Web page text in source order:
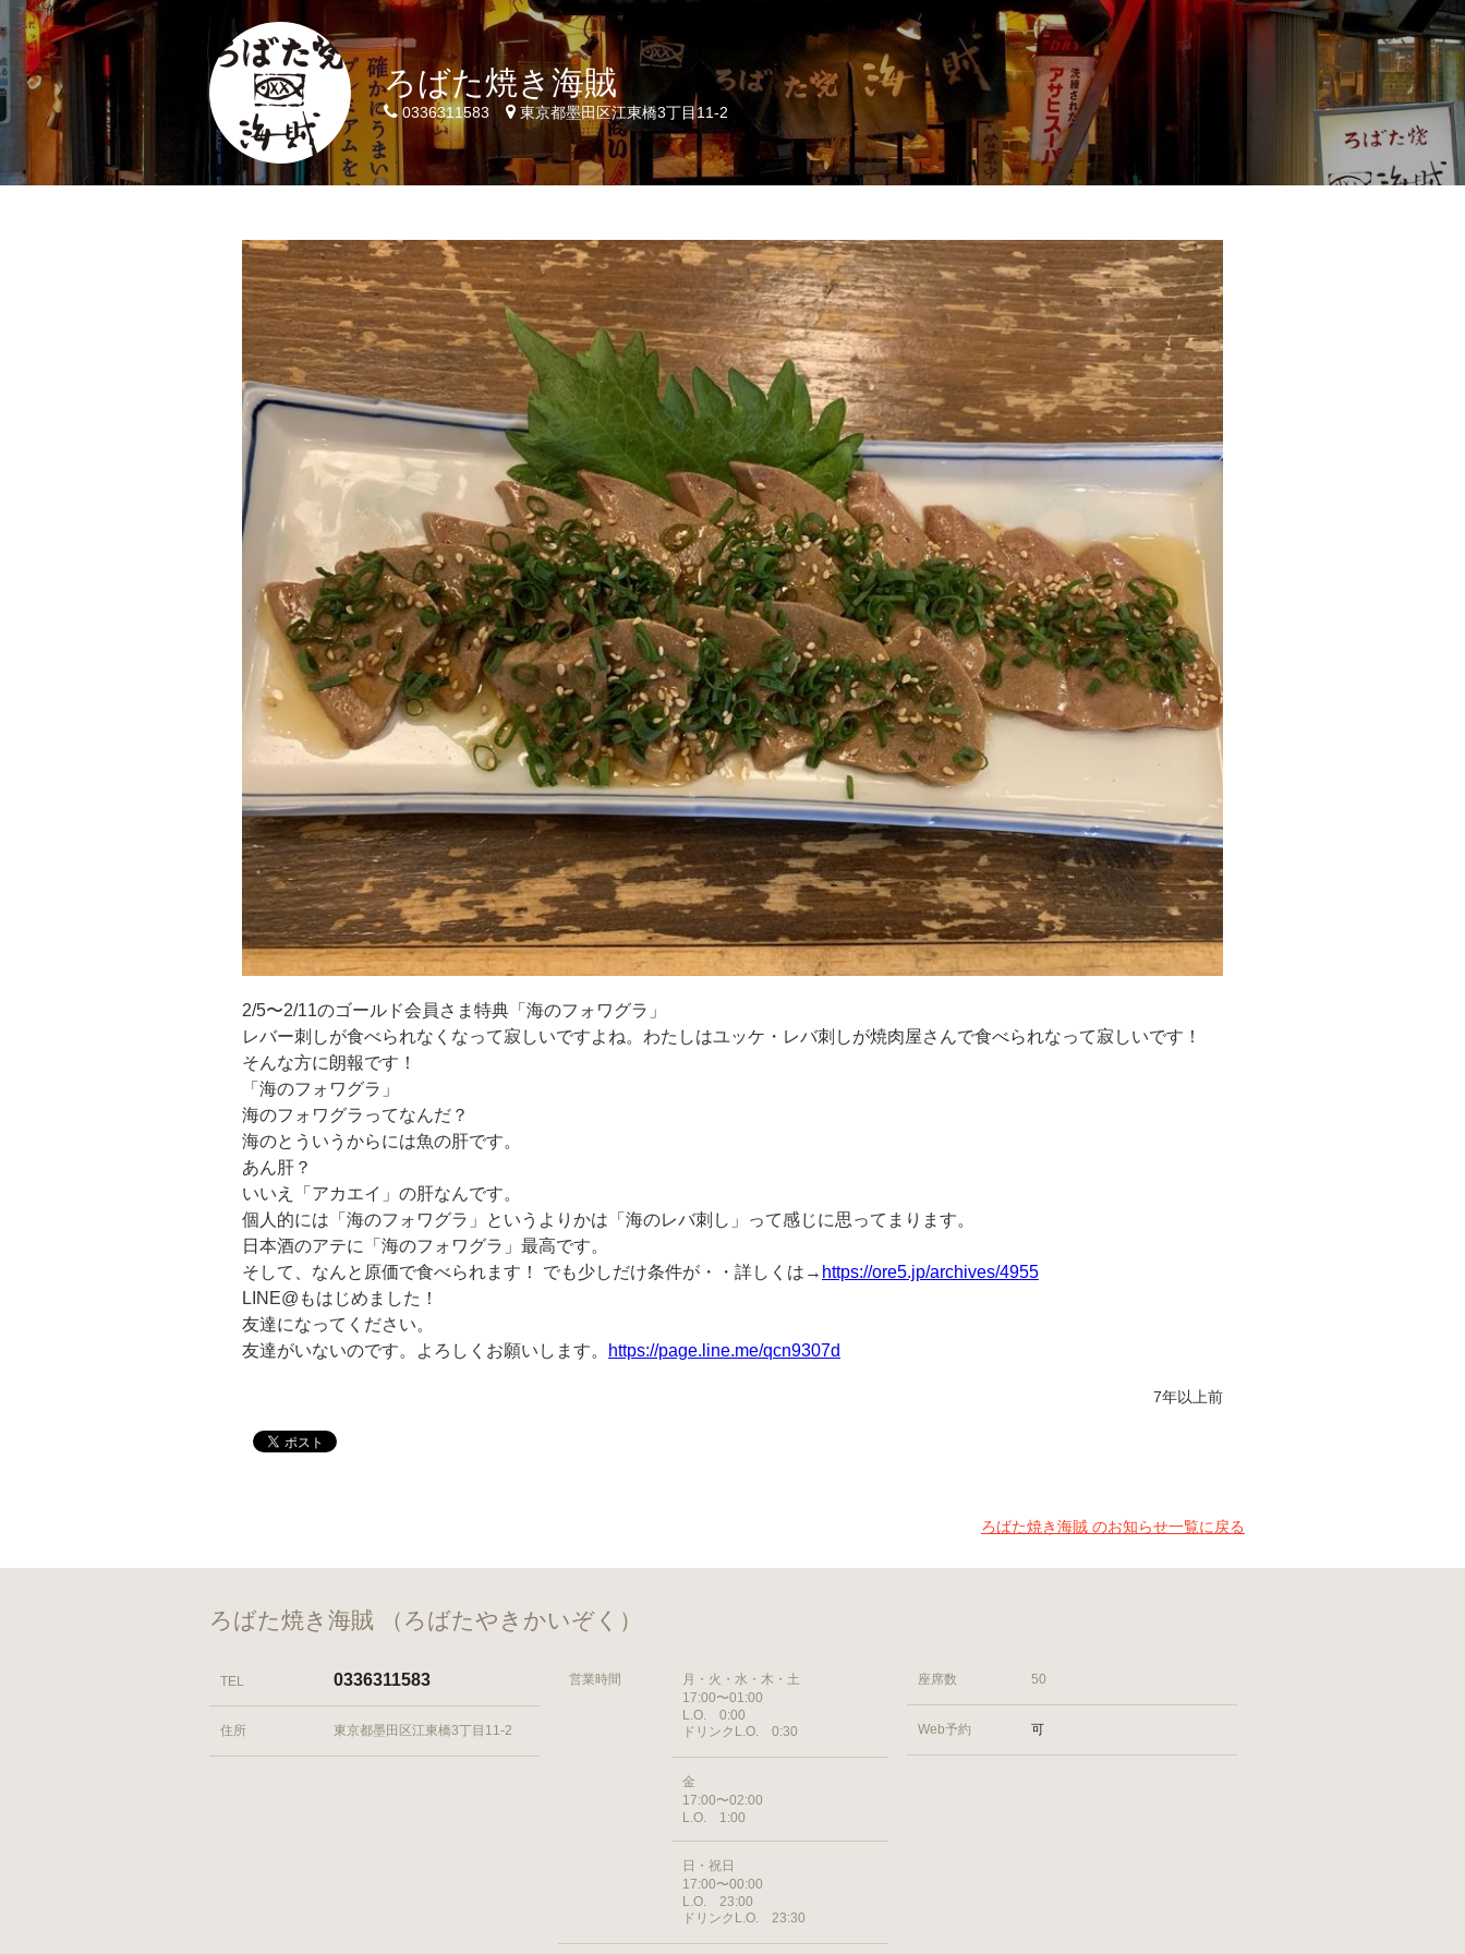
ろばた焼き海賊
0336311583 東京都墨田区江東橋3丁目11-2
2/5〜2/11のゴールド会員さま特典「海のフォワグラ」
レバー刺しが食べられなくなって寂しいですよね。わたしはユッケ・レバ刺しが焼肉屋さんで食べられなって寂しいです！
そんな方に朗報です！
「海のフォワグラ」
海のフォワグラってなんだ？
海のとういうからには魚の肝です。
あん肝？
いいえ「アカエイ」の肝なんです。
個人的には「海のフォワグラ」というよりかは「海のレバ刺し」って感じに思ってまります。
日本酒のアテに「海のフォワグラ」最高です。
そして、なんと原価で食べられます！ でも少しだけ条件が・・詳しくは→ https://ore5.jp/archives/4955
LINE@もはじめました！
友達になってください。
友達がいないのです。よろしくお願いします。
https://page.line.me/qcn9307d
7年以上前
ろばた焼き海賊 のお知らせ一覧に戻る
ろばた焼き海賊 （ろばたやきかいぞく）
TEL 0336311583
住所 東京都墨田区江東橋3丁目11-2
営業時間
月・火・水・木・土
17:00〜01:00
L.O. 0:00
ドリンクL.O. 0:30
金
17:00〜02:00
L.O. 1:00
日・祝日
17:00〜00:00
L.O. 23:00
ドリンクL.O. 23:30
座席数 50
Web予約 可